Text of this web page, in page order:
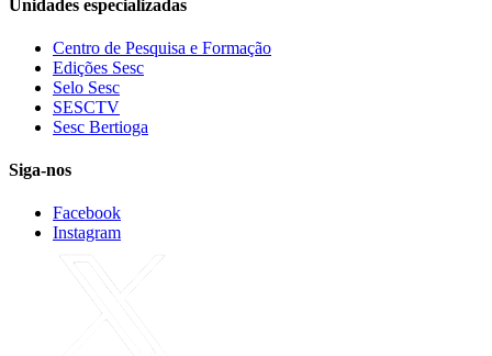
Unidades especializadas
Centro de Pesquisa e Formação
Edições Sesc
Selo Sesc
SESCTV
Sesc Bertioga
Siga-nos
Facebook
Instagram